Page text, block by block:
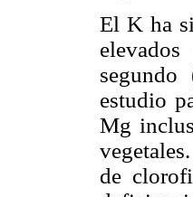
El K ha
segundo
estudio
Mg
de